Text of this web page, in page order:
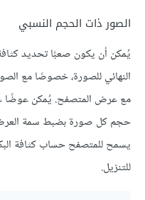
الصور ذات الحجم النسبي
يُمكن أن يكون صعبًا تحديد
النهائي للصورة، خصوصًا مع
مع عرض المتصفح. يُمكن عوضًا
حجم كل صورة بضبط سمة
يسمح للمتصفح حساب كثافة
للتنزيل.